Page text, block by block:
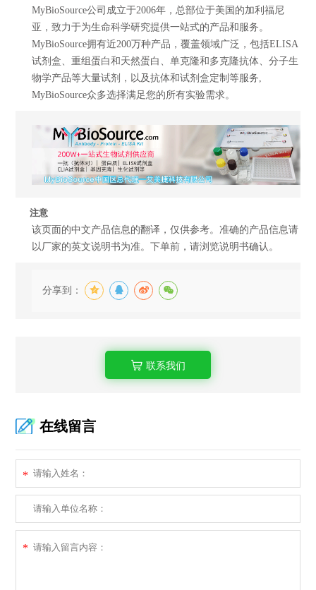
MyBioSource公司成立于2006年，总部位于美国的加利福尼
亚，致力于为生命科学研究提供一站式的产品和服务。
MyBioSource拥有近200万种产品，覆盖领域广泛，包括ELISA
试剂盒、重组蛋白和天然蛋白、单克隆和多克隆抗体、分子生
物学产品等大量试剂，以及抗体和试剂盒定制等服务,
MyBioSource众多选择满足您的所有实验需求。
注意
该页面的中文产品信息的翻译，仅供参考。准确的产品信息请
以厂家的英文说明书为准。下单前，请浏览说明书确认。
分享到：
联系我们
在线留言
*
*